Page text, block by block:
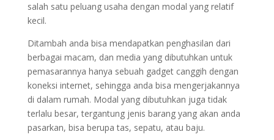
salah satu peluang usaha dengan modal yang relatif
kecil.
Ditambah anda bisa mendapatkan penghasilan dari
berbagai macam, dan media yang dibutuhkan untuk
pemasarannya hanya sebuah gadget canggih dengan
koneksi internet, sehingga anda bisa mengerjakannya
di dalam rumah. Modal yang dibutuhkan juga tidak
terlalu besar, tergantung jenis barang yang akan anda
pasarkan, bisa berupa tas, sepatu, atau baju.